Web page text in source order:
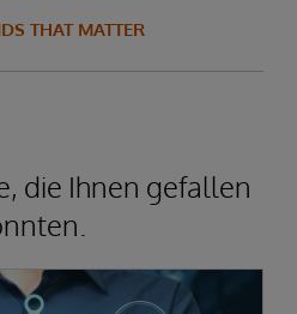
THAT MATTER
die Ihnen gefallen